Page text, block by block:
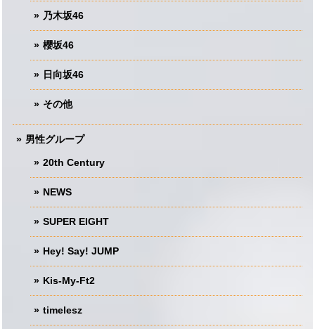
乃木坂46
櫻坂46
日向坂46
その他
男性グループ
20th Century
NEWS
SUPER EIGHT
Hey! Say! JUMP
Kis-My-Ft2
timelesz